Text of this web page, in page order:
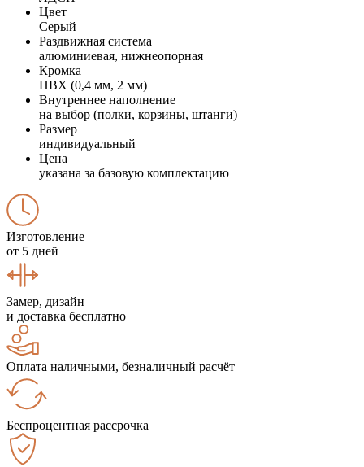
Цвет
Серый
Раздвижная система
алюминиевая, нижнеопорная
Кромка
ПВХ (0,4 мм, 2 мм)
Внутреннее наполнение
на выбор (полки, корзины, штанги)
Размер
индивидуальный
Цена
указана за базовую комплектацию
Изготовление
от 5 дней
Замер, дизайн
и доставка бесплатно
Оплата наличными, безналичный расчёт
Беспроцентная рассрочка